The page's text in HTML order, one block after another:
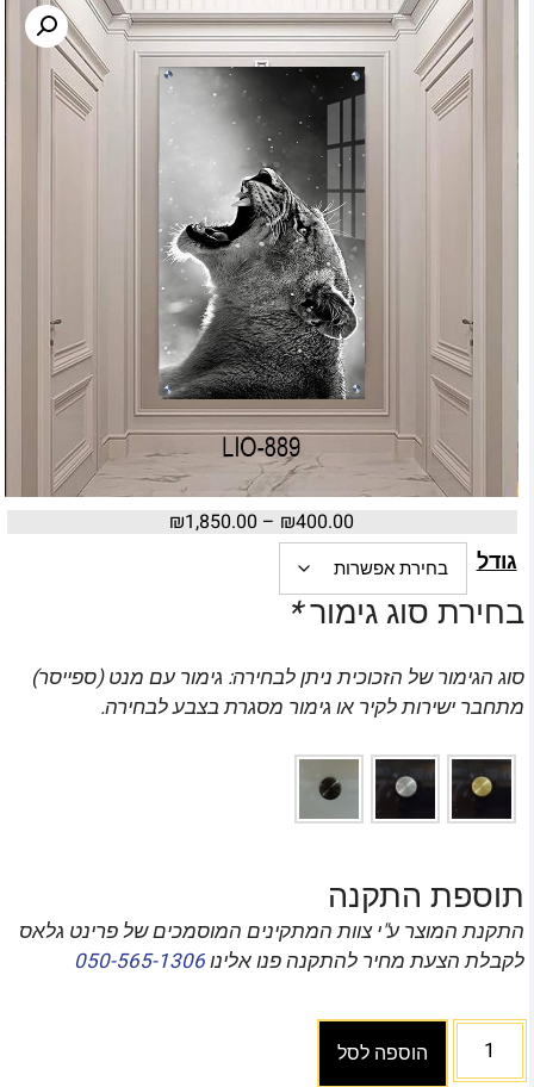
₪400.00
–
₪1,850.00
גודל
בחירת סוג גימור*
סוג הגימור של הזכוכית ניתן לבחירה: גימור עם מנט (ספייסר)
מתחבר ישירות לקיר או גימור מסגרת בצבע לבחירה.
תוספת התקנה
התקנת המוצר ע"י צוות המתקינים המוסמכים של פרינט גלאס
לקבלת הצעת מחיר להתקנה פנו אלינו050-565-1306
הוספה לסל